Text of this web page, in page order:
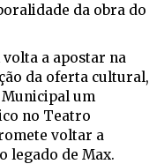
da obra do
a apostar na
da oferta cultural,
um
no Teatro
voltar a
legado de Max.